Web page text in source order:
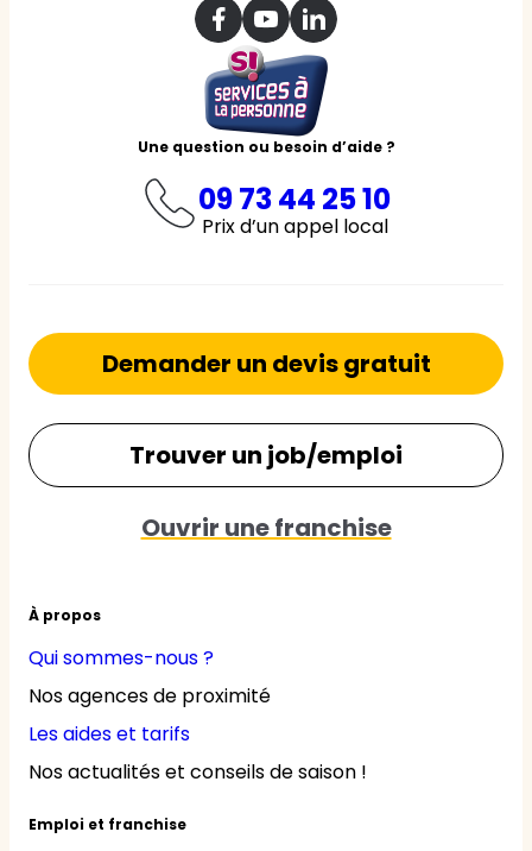
Une question ou besoin d’aide ?
09 73 44 25 10
Prix d’un appel local
À propos
Qui sommes-nous ?
Nos agences de proximité
Les aides et tarifs
Nos actualités et conseils de saison !
Emploi et franchise
Demander un devis gratuit
Trouver un job/emploi
Ouvrir une franchise